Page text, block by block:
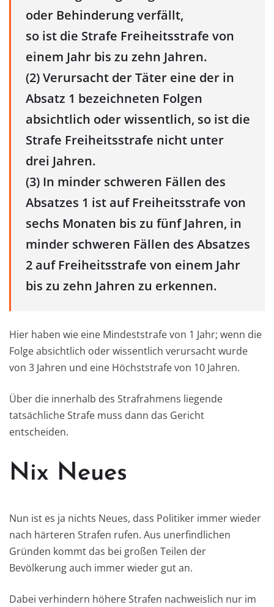
oder Behinderung verfällt,
so ist die Strafe Freiheitsstrafe von
einem Jahr bis zu zehn Jahren.
(2) Verursacht der Täter eine der in
Absatz 1 bezeichneten Folgen
absichtlich oder wissentlich, so ist die
Strafe Freiheitsstrafe nicht unter
drei Jahren.
(3) In minder schweren Fällen des
Absatzes 1 ist auf Freiheitsstrafe von
sechs Monaten bis zu fünf Jahren, in
minder schweren Fällen des Absatzes
2 auf Freiheitsstrafe von einem Jahr
bis zu zehn Jahren zu erkennen.
Hier haben wie eine Mindeststrafe von 1 Jahr; wenn die
Folge absichtlich oder wissentlich verursacht wurde
von 3 Jahren und eine Höchststrafe von 10 Jahren.
Über die innerhalb des Strafrahmens liegende
tatsächliche Strafe muss dann das Gericht
entscheiden.
Nix Neues
Nun ist es ja nichts Neues, dass Politiker immer wieder
nach härteren Strafen rufen. Aus unerfindlichen
Gründen kommt das bei großen Teilen der
Bevölkerung auch immer wieder gut an.
Dabei verhindern höhere Strafen nachweislich nur im